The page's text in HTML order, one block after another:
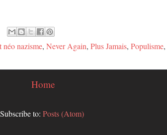
néo nazisme, Never Again, Plus Jamais, Populisme,
Home
Subscribe to: Posts (Atom)